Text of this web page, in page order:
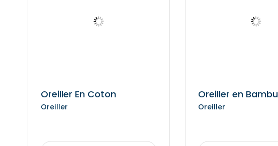
Oreiller En Coton
Oreiller
Oreiller en Bambu
Oreiller